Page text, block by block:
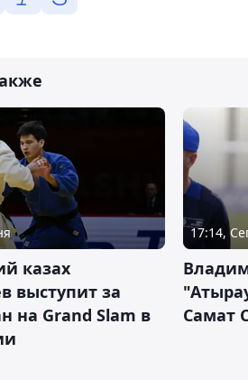
казах
выступит за
на Grand Slam в
17:14,
Самат